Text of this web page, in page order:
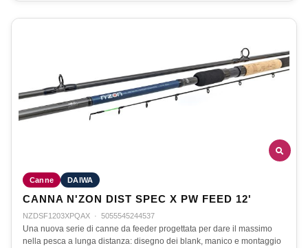
Canne DAIWA
CANNA N'ZON DIST SPEC X PW FEED 12'
NZDSF1203XPQAX · 5055545244537
Una nuova serie di canne da feeder progettata per dare il massimo
nella pesca a lunga distanza: disegno dei blank, manico e montaggio